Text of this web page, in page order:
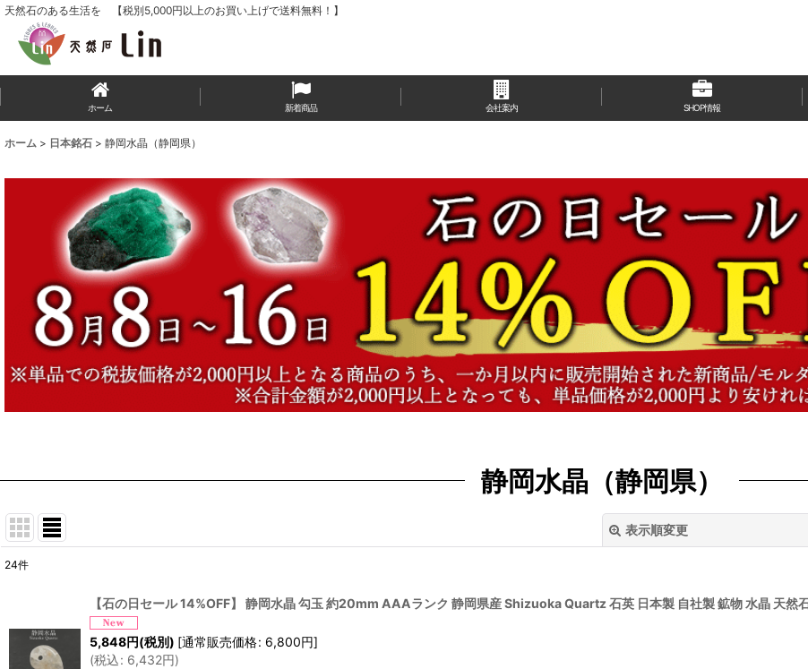
天然石のある生活を 【税別5,000円以上のお買い上げで送料無料！】
ホーム 新着商品 会社案内 SHOP情報
ホーム > 日本銘石 > 静岡水晶（静岡県）
静岡水晶（静岡県）
表示順変更
並び順:
24件
【石の日セール 14%OFF】 静岡水晶 勾玉 約20mm AAAランク 静岡県産 Shizuoka Quartz 石英 日本製 自社製 鉱物 水晶 天然
5,848円(税別) [通常販売価格: 6,800円]
(税込: 6,432円)